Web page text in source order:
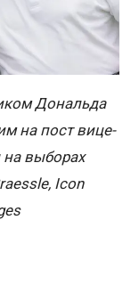
Дональда
на пост вице-
на выборах
Icon